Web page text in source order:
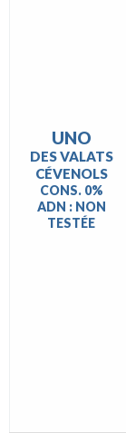
UNO
DES VALATS
CÉVENOLS
CONS. 0%
ADN : NON
TESTÉE